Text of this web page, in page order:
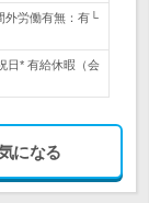
外労働有無：有└
日* 有給休暇（会
になる